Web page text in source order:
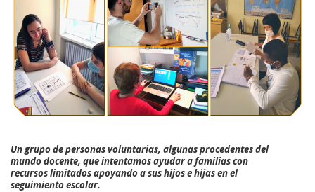
Un grupo de personas voluntarias, algunas procedentes del
mundo docente, que intentamos ayudar a familias con
recursos limitados apoyando a sus hijos e hijas en el
seguimiento escolar.